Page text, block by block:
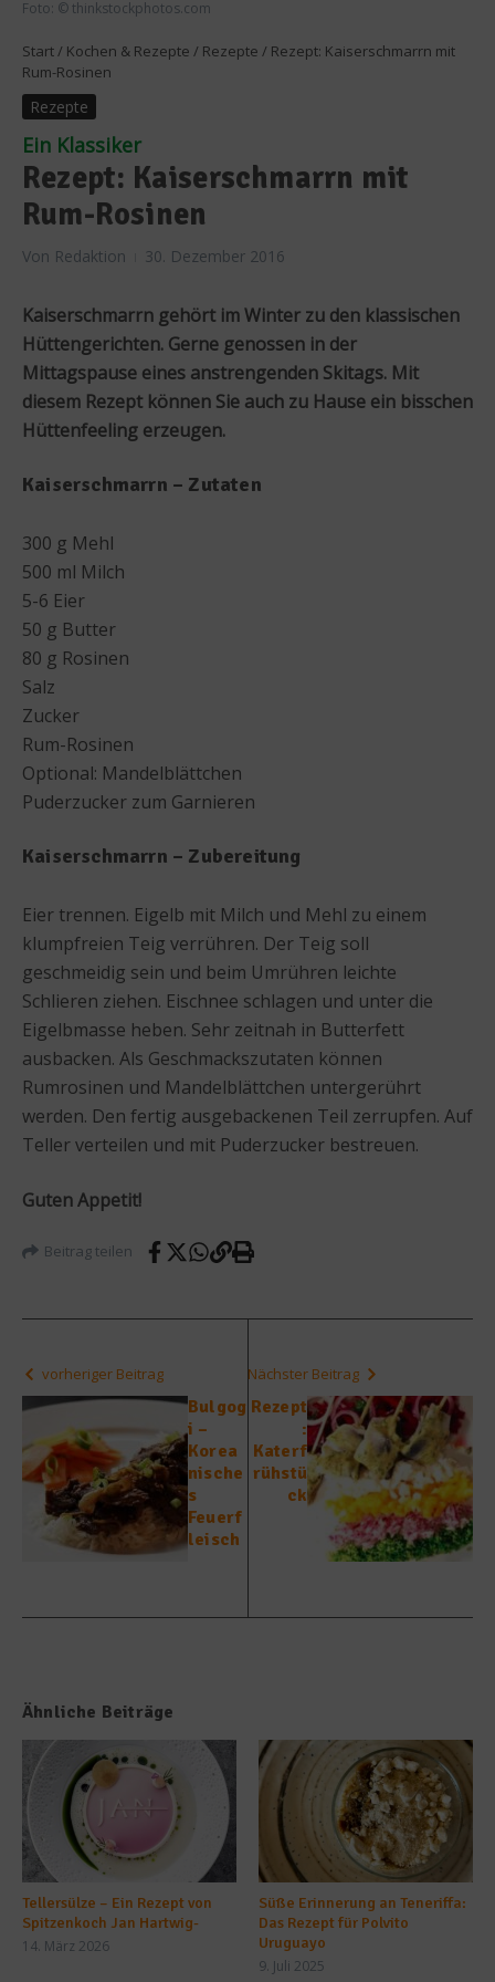
Foto: © thinkstockphotos.com
Start / Kochen & Rezepte / Rezepte / Rezept: Kaiserschmarrn mit
Rum-Rosinen
Rezepte
Ein Klassiker
Rezept: Kaiserschmarrn mit
Rum-Rosinen
Von Redaktion 30. Dezember 2016
Kaiserschmarrn gehört im Winter zu den klassischen
Hüttengerichten. Gerne genossen in der
Mittagspause eines anstrengenden Skitags. Mit
diesem Rezept können Sie auch zu Hause ein bisschen
Hüttenfeeling erzeugen.
Kaiserschmarrn – Zutaten
300 g Mehl
500 ml Milch
5-6 Eier
50 g Butter
80 g Rosinen
Salz
Zucker
Rum-Rosinen
Optional: Mandelblättchen
Puderzucker zum Garnieren
Kaiserschmarrn – Zubereitung
Eier trennen. Eigelb mit Milch und Mehl zu einem
klumpfreien Teig verrühren. Der Teig soll
geschmeidig sein und beim Umrühren leichte
Schlieren ziehen. Eischnee schlagen und unter die
Eigelbmasse heben. Sehr zeitnah in Butterfett
ausbacken. Als Geschmackszutaten können
Rumrosinen und Mandelblättchen untergerührt
werden. Den fertig ausgebackenen Teil zerrupfen. Auf
Teller verteilen und mit Puderzucker bestreuen.
Guten Appetit!
Beitrag teilen
vorheriger Beitrag
Bulgog
i –
Korea
nische
s
Feuerf
leisch
Nächster Beitrag
Rezept
:
Katerf
rühstü
ck
Ähnliche Beiträge
Tellersülze – Ein Rezept von
Spitzenkoch Jan Hartwig-
14. März 2026
Süße Erinnerung an Teneriffa:
Das Rezept für Polvito
Uruguayo
9. Juli 2025